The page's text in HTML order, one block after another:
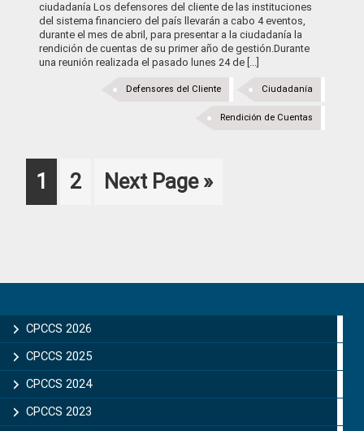
ciudadanía Los defensores del cliente de las instituciones
del sistema financiero del país llevarán a cabo 4 eventos,
durante el mes de abril, para presentar a la ciudadanía la
rendición de cuentas de su primer año de gestión.Durante
una reunión realizada el pasado lunes 24 de [...]
Ciudadanía
Defensores del Cliente
Rendición de Cuentas
Page
1 Page
2
Go
Next Page »
Sidebar
CPCCS 2026
CPCCS 2025
CPCCS 2024
CPCCS 2023